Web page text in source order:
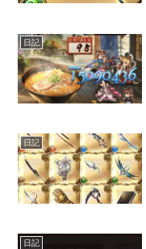
日記
日記
日記